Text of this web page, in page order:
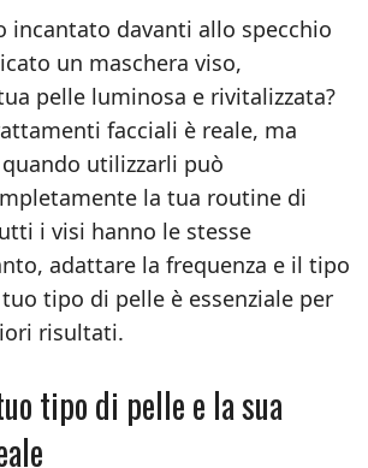
incantato davanti allo specchio
un maschera viso,
pelle luminosa e rivitalizzata?
facciali è reale, ma
utilizzarli può
la tua routine di
i visi hanno le stesse
adattare la frequenza e il tipo
tipo di pelle è essenziale per
risultati.
tipo di pelle e la sua